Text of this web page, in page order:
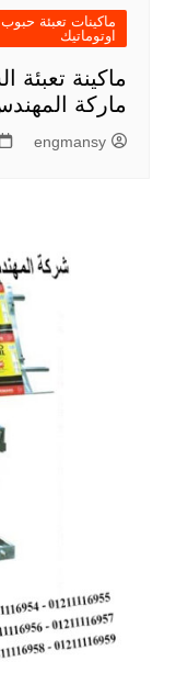
ماكينات تعبئة
اوتوماتيك
ماركة
engmansy